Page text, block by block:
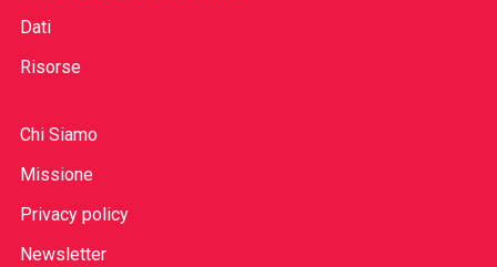
Dati
Risorse
Chi Siamo
Missione
Privacy policy
Newsletter